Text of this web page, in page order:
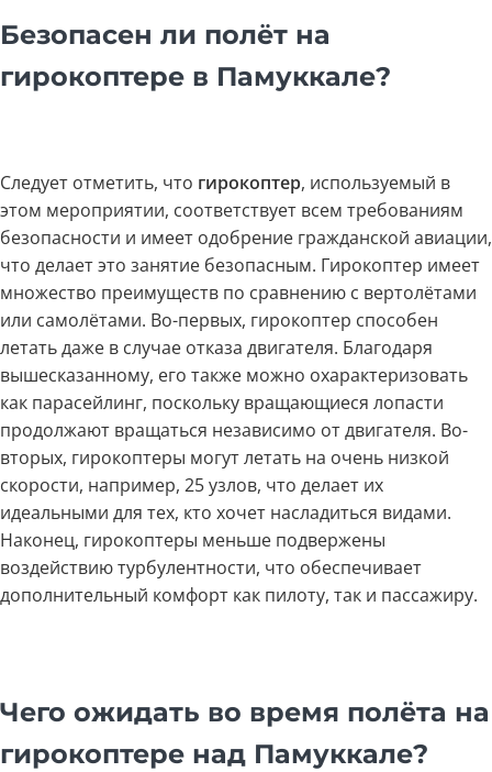
Безопасен ли полёт на
гирокоптере в Памуккале?
Следует отметить, что гирокоптер, используемый в
этом мероприятии, соответствует всем требованиям
безопасности и имеет одобрение гражданской авиации,
что делает это занятие безопасным. Гирокоптер имеет
множество преимуществ по сравнению с вертолётами
или самолётами. Во-первых, гирокоптер способен
летать даже в случае отказа двигателя. Благодаря
вышесказанному, его также можно охарактеризовать
как парасейлинг, поскольку вращающиеся лопасти
продолжают вращаться независимо от двигателя. Во-
вторых, гирокоптеры могут летать на очень низкой
скорости, например, 25 узлов, что делает их
идеальными для тех, кто хочет насладиться видами.
Наконец, гирокоптеры меньше подвержены
воздействию турбулентности, что обеспечивает
дополнительный комфорт как пилоту, так и пассажиру.
Чего ожидать во время полёта на
гирокоптере над Памуккале?